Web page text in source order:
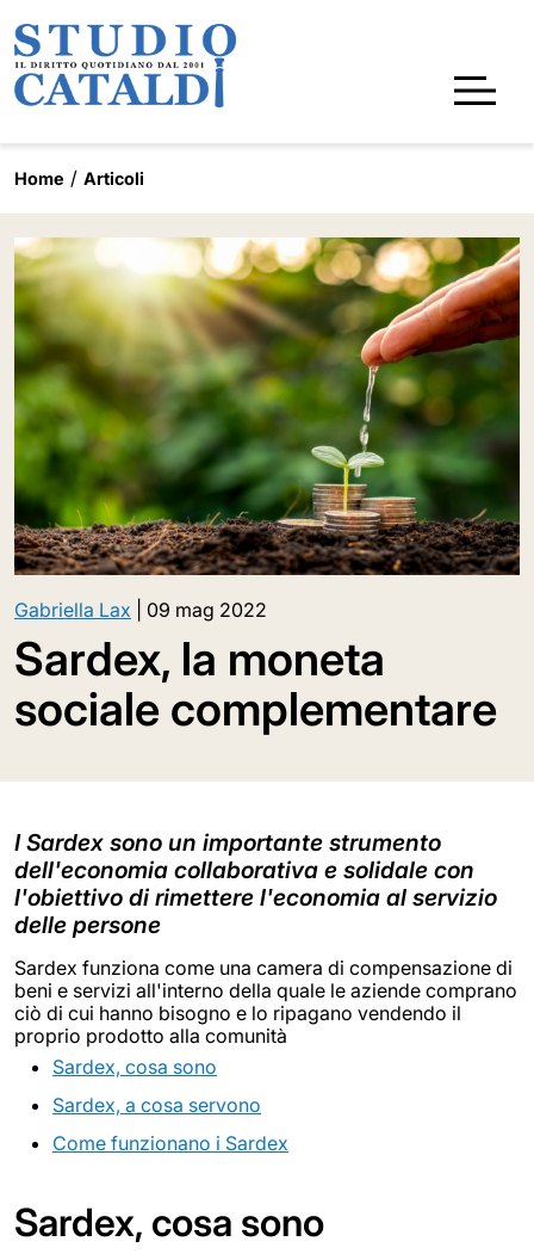
Home Articoli
Gabriella Lax 09 mag 2022
Sardex, la moneta
sociale complementare
I Sardex sono un importante strumento
dell'economia collaborativa e solidale con
l'obiettivo di rimettere l'economia al servizio
delle persone
Sardex funziona come una camera di compensazione di
beni e servizi all'interno della quale le aziende comprano
ciò di cui hanno bisogno e lo ripagano vendendo il
proprio prodotto alla comunità
Sardex, cosa sono
Sardex, a cosa servono
Come funzionano i Sardex
Sardex, cosa sono